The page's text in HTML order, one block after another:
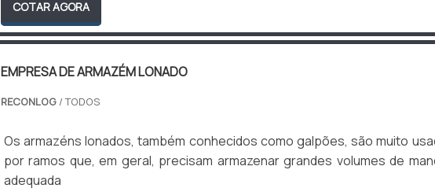
COTAR AGORA
EMPRESA DE ARMAZÉM LONADO
RECONLOG/ TODOS
Os armazéns lonados, também conhecidos como galpões, são muito
por ramos que, em geral, precisam armazenar grandes volumes de
adequada